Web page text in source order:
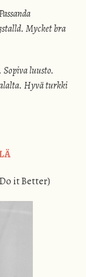
Mycket bra
luusto.
Hyvä turkki
it Better)